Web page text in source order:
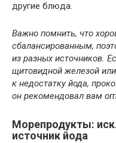
другие блюда.
Важно помнить, что
сбалансированным,
из разных источников.
щитовидной железой
к недостатку йода,
он рекомендовал вам
Морепродукты:
источник йода